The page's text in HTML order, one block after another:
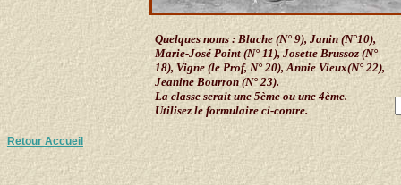
Quelques noms : Blache (N° 9), Janin (N°10),
Marie-José Point (N° 11), Josette Brussoz (N°
18), Vigne (le Prof, N° 20), Annie Vieux(N° 22),
Jeanine Bourron (N° 23).
La classe serait une 5ème ou une 4ème.
Utilisez le formulaire ci-contre.
Retour Accueil